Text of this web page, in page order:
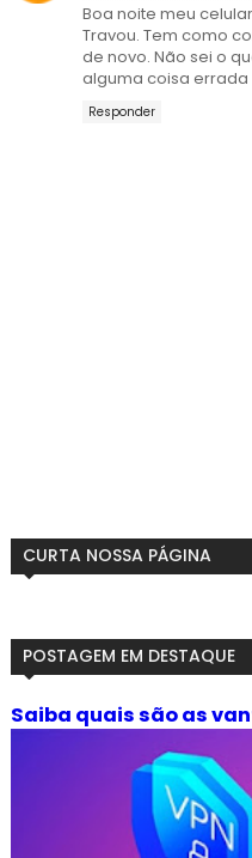
Boa noite meu celular
Travou. Tem como
de novo. Não sei o
alguma coisa errada
Responder
CURTA NOSSA PÁGINA
POSTAGEM EM DESTAQUE
Saiba quais são as